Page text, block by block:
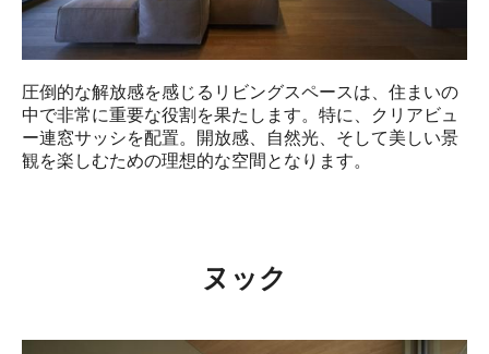
圧倒的な解放感を感じるリビングスペースは、住まいの
中で非常に重要な役割を果たします。特に、クリアビュ
ー連窓サッシを配置。開放感、自然光、そして美しい景
観を楽しむための理想的な空間となります。
ヌック